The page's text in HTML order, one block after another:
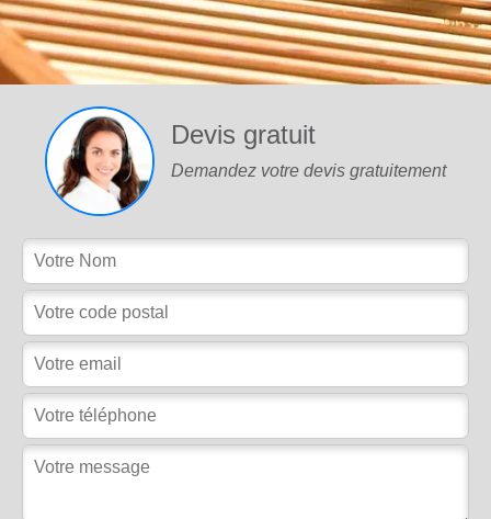
Devis gratuit
Demandez votre devis gratuitement